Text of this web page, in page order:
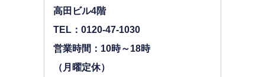
高田ビル4階
TEL：0120-47-1030
営業時間：10時～18時
（月曜定休）